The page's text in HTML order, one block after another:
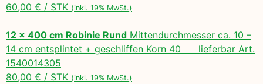
60,00 € / STK (inkl. 19% MwSt.)
12 x 400 cm Robinie Rund Mittendurchmesser ca. 10 –
14 cm entsplintet + geschliffen Korn 40 lieferbar Art.
1540014305
80,00 € / STK (inkl. 19% MwSt.)